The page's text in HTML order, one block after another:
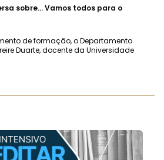
sobre... Vamos todos para o
de formação, o Departamento
Duarte, docente da Universidade